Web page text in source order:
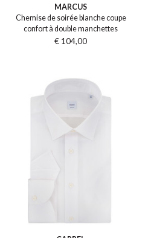
MARCUS
Chemise de soirée blanche coupe
confort à double manchettes
€ 104,00